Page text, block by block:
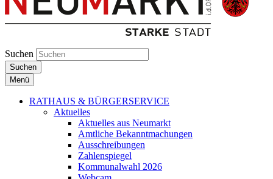
Suchen
Suchen
Menü
RATHAUS & BÜRGERSERVICE
Aktuelles
Aktuelles aus Neumarkt
Amtliche Bekanntmachungen
Ausschreibungen
Zahlenspiegel
Kommunalwahl 2026